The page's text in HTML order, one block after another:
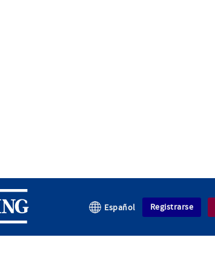
Español Registrarse